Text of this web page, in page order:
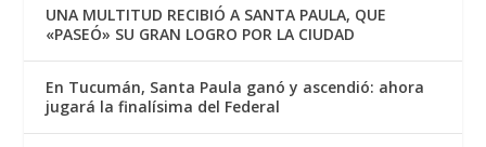
UNA MULTITUD RECIBIÓ A SANTA PAULA, QUE
«PASEÓ» SU GRAN LOGRO POR LA CIUDAD
En Tucumán, Santa Paula ganó y ascendió: ahora
jugará la finalísima del Federal